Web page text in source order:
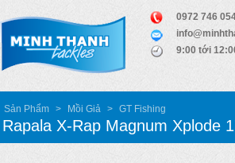
0972 746
9:00 tới
Sản Phẩm > Mồi Giả > GT Fishing
Rapala X-Rap Magnum Xplode